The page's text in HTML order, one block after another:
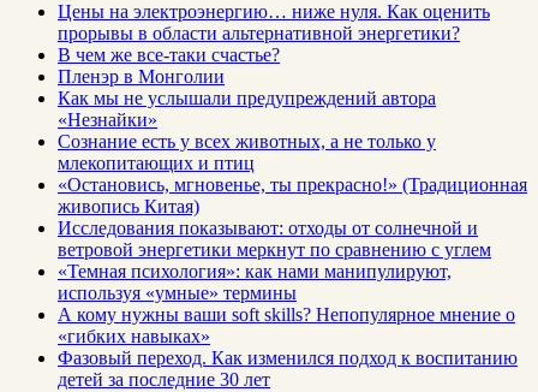
Цены на электроэнергию… ниже нуля. Как оценить
прорывы в области альтернативной энергетики?
В чем же все-таки счастье?
Пленэр в Монголии
Как мы не услышали предупреждений автора
«Незнайки»
Сознание есть у всех животных, а не только у
млекопитающих и птиц
«Остановись, мгновенье, ты прекрасно!» (Традиционная
живопись Китая)
Исследования показывают: отходы от солнечной и
ветровой энергетики меркнут по сравнению с углем
«Темная психология»: как нами манипулируют,
используя «умные» термины
А кому нужны ваши soft skills? Непопулярное мнение о
«гибких навыках»
Фазовый переход. Как изменился подход к воспитанию
детей за последние 30 лет